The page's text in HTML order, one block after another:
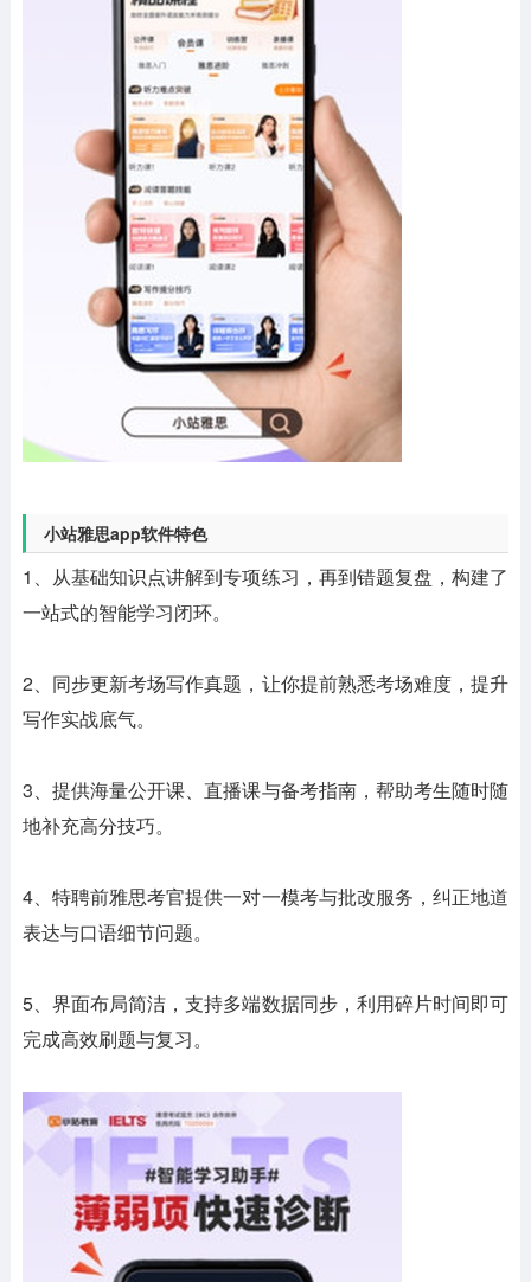
小站雅思app软件特色
1、从基础知识点讲解到专项练习，再到错题复盘，构建了
一站式的智能学习闭环。
2、同步更新考场写作真题，让你提前熟悉考场难度，提升
写作实战底气。
3、提供海量公开课、直播课与备考指南，帮助考生随时随
地补充高分技巧。
4、特聘前雅思考官提供一对一模考与批改服务，纠正地道
表达与口语细节问题。
5、界面布局简洁，支持多端数据同步，利用碎片时间即可
完成高效刷题与复习。